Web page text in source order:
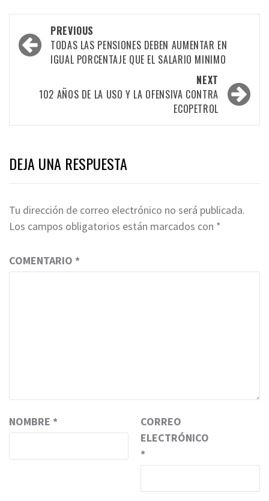
Post
navigation
PREVIOUS
TODAS LAS PENSIONES DEBEN AUMENTAR EN
IGUAL PORCENTAJE QUE EL SALARIO MINIMO
NEXT
102 AÑOS DE LA USO Y LA OFENSIVA CONTRA
ECOPETROL
DEJA UNA RESPUESTA
Tu dirección de correo electrónico no será publicada.
Los campos obligatorios están marcados con *
COMENTARIO *
NOMBRE *
CORREO
ELECTRÓNICO
*